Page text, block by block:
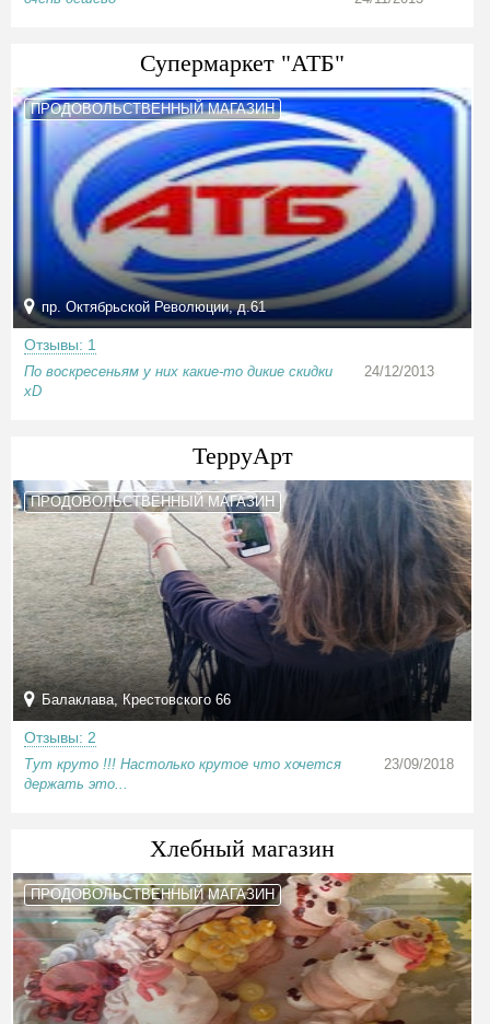
Супермаркет "АТБ"
ПРОДОВОЛЬСТВЕННЫЙ МАГАЗИН
пр. Октябрьской Революции, д.61
Отзывы: 1
По воскресеньям у них какие-то дикие скидки
xD
24/12/2013
ТерруАрт
ПРОДОВОЛЬСТВЕННЫЙ МАГАЗИН
Балаклава, Крестовского 66
Отзывы: 2
Тут круто !!! Настолько крутое что хочется
держать это...
23/09/2018
Хлебный магазин
ПРОДОВОЛЬСТВЕННЫЙ МАГАЗИН